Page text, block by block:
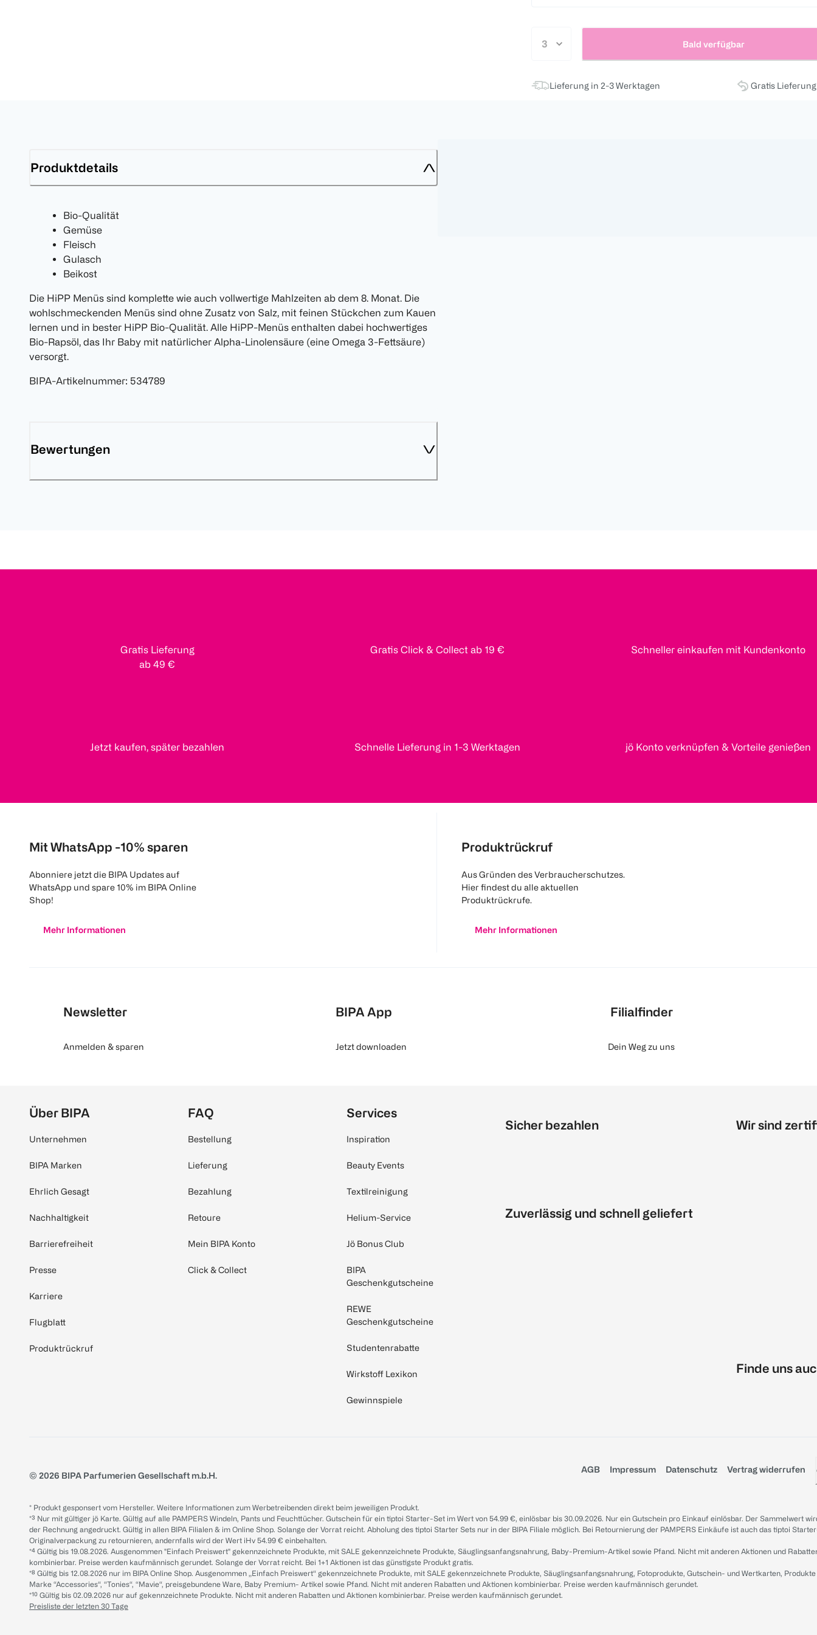
Bald verfügbar
Lieferung in 2-3 Werktagen Gratis
Produktdetails
Bio-Qualität
Gemüse
Fleisch
Gulasch
Beikost
Die HiPP Menüs sind komplette wie auch vollwertige Mahlzeiten ab dem 8. Monat. Die
wohlschmeckenden Menüs sind ohne Zusatz von Salz, mit feinen Stückchen zum Kauen
lernen und in bester HiPP Bio-Qualität. Alle HiPP-Menüs enthalten dabei hochwertiges
Bio-Rapsöl, das Ihr Baby mit natürlicher Alpha-Linolensäure (eine Omega 3-Fettsäure)
versorgt.
BIPA-Artikelnummer: 534789
Bewertungen
Gratis Lieferung
ab 49 €
Gratis Click & Collect ab 19 € Schneller einkaufen mit Kundenkonto
Jetzt kaufen, später bezahlen Schnelle Lieferung in 1-3 Werktagen jö Konto verknüpfen & Vorteile genießen
Mit WhatsApp -10% sparen
Abonniere jetzt die BIPA Updates auf
WhatsApp und spare 10% im BIPA Online
Shop!
Mehr Informationen
Produktrückruf
Aus Gründen des Verbraucherschutzes.
Hier findest du alle aktuellen
Produktrückrufe.
Mehr Informationen
Newsletter
Anmelden & sparen
BIPA App
Jetzt downloaden
Filialfinder
Dein Weg zu uns
Über BIPA
Unternehmen
BIPA Marken
Ehrlich Gesagt
Nachhaltigkeit
Barrierefreiheit
Presse
Karriere
Flugblatt
Produktrückruf
FAQ
Bestellung
Lieferung
Bezahlung
Retoure
Mein BIPA Konto
Click & Collect
Services
Inspiration
Beauty Events
Textilreinigung
Helium-Service
Jö Bonus Club
BIPA
Geschenkgutscheine
REWE
Geschenkgutscheine
Studentenrabatte
Wirkstoff Lexikon
Gewinnspiele
Sicher bezahlen
Zuverlässig und schnell geliefert
Wir sind
Finde uns
© 2026 BIPA Parfumerien Gesellschaft m.b.H.
AGB Impressum Datenschutz Vertrag widerrufen
* Produkt gesponsert vom Hersteller. Weitere Informationen zum Werbetreibenden direkt beim jeweiligen Produkt.
*³ Nur mit gültiger jö Karte. Gültig auf alle PAMPERS Windeln, Pants und Feuchttücher. Gutschein für ein tiptoi Starter-Set im Wert von 54.99 €, einlösbar bis 30.09.2026. Nur ein Gutschein pro Einkauf einlösbar. Der Sammelwert
der Rechnung angedruckt. Gültig in allen BIPA Filialen & im Online Shop. Solange der Vorrat reicht. Abholung des tiptoi Starter Sets nur in der BIPA Filiale möglich. Bei Retournierung der PAMPERS Einkäufe ist auch das tiptoi
Originalverpackung zu retournieren, andernfalls wird der Wert iHv 54.99 € einbehalten.
*⁴ Gültig bis 19.08.2026. Ausgenommen "Einfach Preiswert" gekennzeichnete Produkte, mit SALE gekennzeichnete Produkte, Säuglingsanfangsnahrung, Baby-Premium-Artikel sowie Pfand. Nicht mit anderen Aktionen und
kombinierbar. Preise werden kaufmännisch gerundet. Solange der Vorrat reicht. Bei 1+1 Aktionen ist das günstigste Produkt gratis.
*⁸ Gültig bis 12.08.2026 nur im BIPA Online Shop. Ausgenommen „Einfach Preiswert“ gekennzeichnete Produkte, mit SALE gekennzeichnete Produkte, Säuglingsanfangsnahrung, Fotoprodukte, Gutschein- und Wertkarten,
Marke “Accessories“, “Tonies“, “Mavie“, preisgebundene Ware, Baby Premium- Artikel sowie Pfand. Nicht mit anderen Rabatten und Aktionen kombinierbar. Preise werden kaufmännisch gerundet.
*¹⁰ Gültig bis 02.09.2026 nur auf gekennzeichnete Produkte. Nicht mit anderen Rabatten und Aktionen kombinierbar. Preise werden kaufmännisch gerundet.
Preisliste der letzten 30 Tage